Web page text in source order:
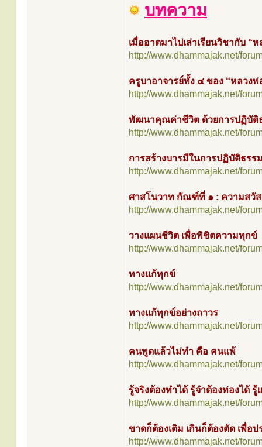
บทความ
เมื่ออาตมาไปเล่าเรียนวิชากับ “ห
http://www.dhammajak.net/
ครูบาอาจารย์ทั้ง ๔ ของ “หลวง
http://www.dhammajak.net/
พัฒนาคุณค่าชีวิต ด้วยการปฏิบัติ
http://www.dhammajak.net/
การสร้างบารมีในการปฏิบัติธรร
http://www.dhammajak.net/
ศาสโนวาท กัณฑ์ที่ ๑ : ความสวั
http://www.dhammajak.net/
วางแผนชีวิต เพื่อพิชิตความทุกข์
http://www.dhammajak.net/
ทางแก้ทุกข์
http://www.dhammajak.net/
ทางแก้ทุกข์อย่างถาวร
http://www.dhammajak.net/
คนพูดแล้วไม่ทำ คือ คนแพ้
http://www.dhammajak.net/
รู้จริงต้องทำได้ รู้จำต้องท่องได้
http://www.dhammajak.net/
ขาดก็ต้องเติม เกินก็ต้องตัด เพื่อป
http://www.dhammajak.net/